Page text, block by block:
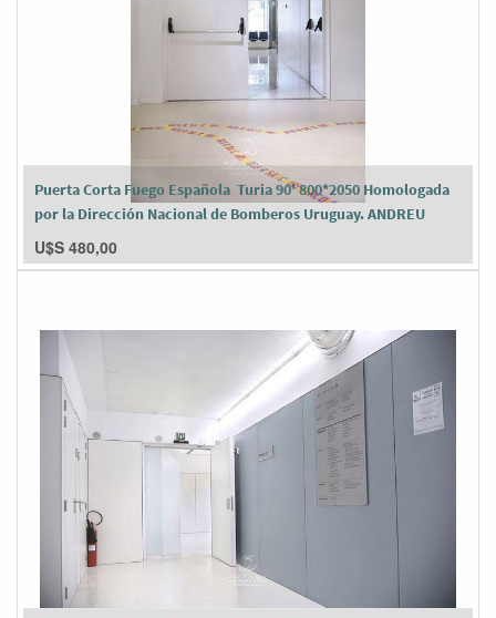
Puerta Corta Fuego Española Turia 90' 800*2050 Homologada
por la Dirección Nacional de Bomberos Uruguay. ANDREU
U$S 480,00